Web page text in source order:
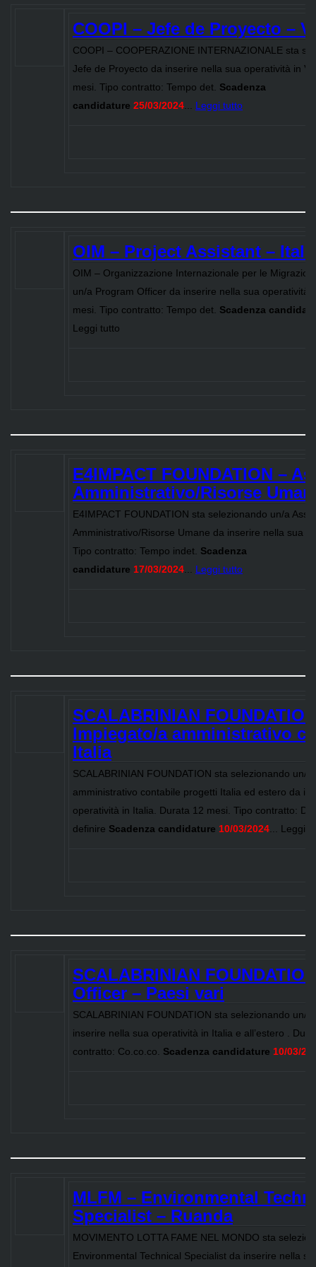
COOPI – Jefe de Proyecto –
COOPI – COOPERAZIONE INTERNAZIONALE sta
Jefe de Proyecto da inserire nella sua operatività in
mesi. Tipo contratto: Tempo det. Scadenza
candidature 25/03/2024... Leggi tutto
OIM – Project Assistant –
OIM – Organizzazione Internazionale per le
un/a Program Officer da inserire nella sua operatività
mesi. Tipo contratto: Tempo det. Scadenza
Leggi tutto
E4IMPACT FOUNDATION –
Amministrativo/Risorse
E4IMPACT FOUNDATION sta selezionando un/a
Amministrativo/Risorse Umane da inserire nella sua
Tipo contratto: Tempo indet. Scadenza
candidature 17/03/2024... Leggi tutto
SCALABRINIAN
Impiegato/a amministrativo
Italia
SCALABRINIAN FOUNDATION sta selezionando un/
amministrativo contabile progetti Italia ed estero da
operatività in Italia. Durata 12 mesi. Tipo contratto: Da
definire Scadenza candidature 10/03/2024... Leggi
SCALABRINIAN
Officer – Paesi vari
SCALABRINIAN FOUNDATION sta selezionando un/
inserire nella sua operatività in Italia e all’estero .
contratto: Co.co.co. Scadenza candidature 10/03/
MLFM – Environmental
Specialist – Ruanda
MOVIMENTO LOTTA FAME NEL MONDO sta
Environmental Technical Specialist da inserire nella